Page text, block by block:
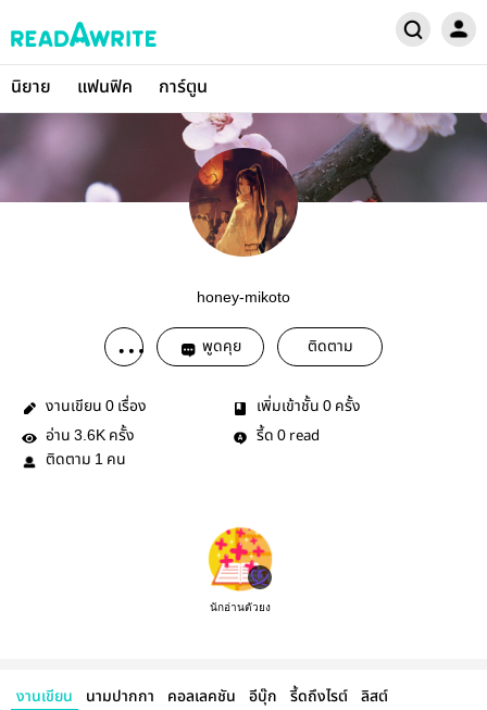
นิยาย แฟนฟิค การ์ตูน
honey-mikoto
พูดคุย ติดตาม
งานเขียน 0 เรื่อง เพิ่มเข้าชั้น 0 ครั้ง
อ่าน 3.6K ครั้ง รี้ด 0 read
ติดตาม 1 คน
นักอ่านตัวยง
งานเขียน นามปากกา คอลเลคชัน อีบุ๊ก รี้ดถึงไรต์ ลิสต์